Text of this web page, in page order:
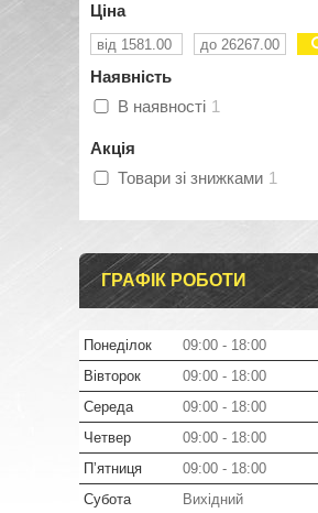
Ціна
Наявність
В наявності 1
Акція
Товари зі знижками 1
ГРАФІК РОБОТИ
Понеділок 09:00
18:00
Вівторок
09:00
18:00
Середа
09:00
18:00
Четвер
09:00
18:00
Пʼятниця
09:00
18:00
Субота
Вихідний